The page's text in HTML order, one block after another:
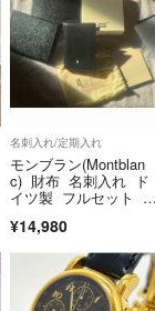
名刺入れ/定期入れ
モンブラン(Montblan
c) 財布 名刺入れ ド
イツ製 フルセット 未
¥14,980